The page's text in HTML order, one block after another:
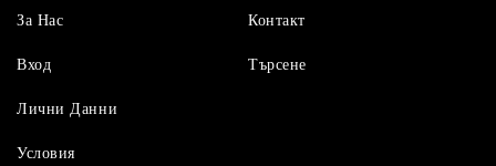
За Нас
Вход
Контакт
Търсене
Лични Данни
Условия